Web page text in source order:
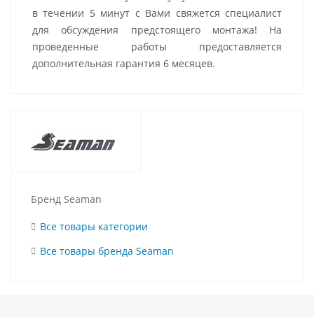
в течении 5 минут с Вами свяжется специалист
для обсуждения предстоящего монтажа! На
проведенные работы предоставляется
дополнительная гарантия 6 месяцев.
Бренд Seaman
Все товары категории
Все товары бренда Seaman